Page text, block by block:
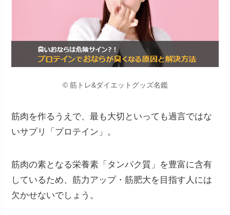
© 筋トレ&ダイエットグッズ名鑑
筋肉を作るうえで、最も大切といっても過言ではな
いサプリ「プロテイン」。
筋肉の素となる栄養素「タンパク質」を豊富に含有
しているため、筋力アップ・筋肥大を目指す人には
欠かせないでしょう。